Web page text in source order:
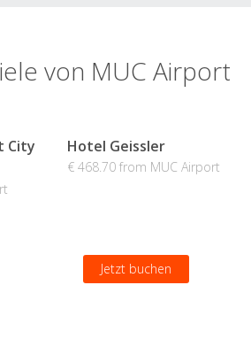
von MUC Airport
City
Hotel Geissler
€ 468.70 from MUC Airport
Jetzt buchen